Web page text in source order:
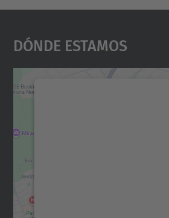
Dónde Estamos